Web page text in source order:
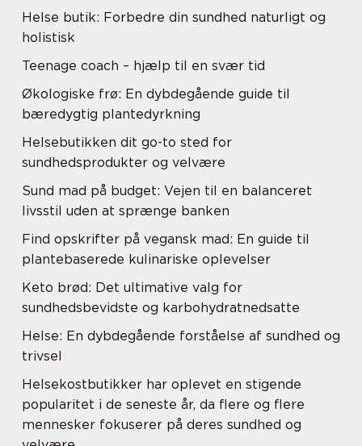
Helse butik: Forbedre din sundhed naturligt og
holistisk
Teenage coach – hjælp til en svær tid
Økologiske frø: En dybdegående guide til
bæredygtig plantedyrkning
Helsebutikken dit go-to sted for
sundhedsprodukter og velvære
Sund mad på budget: Vejen til en balanceret
livsstil uden at sprænge banken
Find opskrifter på vegansk mad: En guide til
plantebaserede kulinariske oplevelser
Keto brød: Det ultimative valg for
sundhedsbevidste og karbohydratnedsatte
Helse: En dybdegående forståelse af sundhed og
trivsel
Helsekostbutikker har oplevet en stigende
popularitet i de seneste år, da flere og flere
mennesker fokuserer på deres sundhed og